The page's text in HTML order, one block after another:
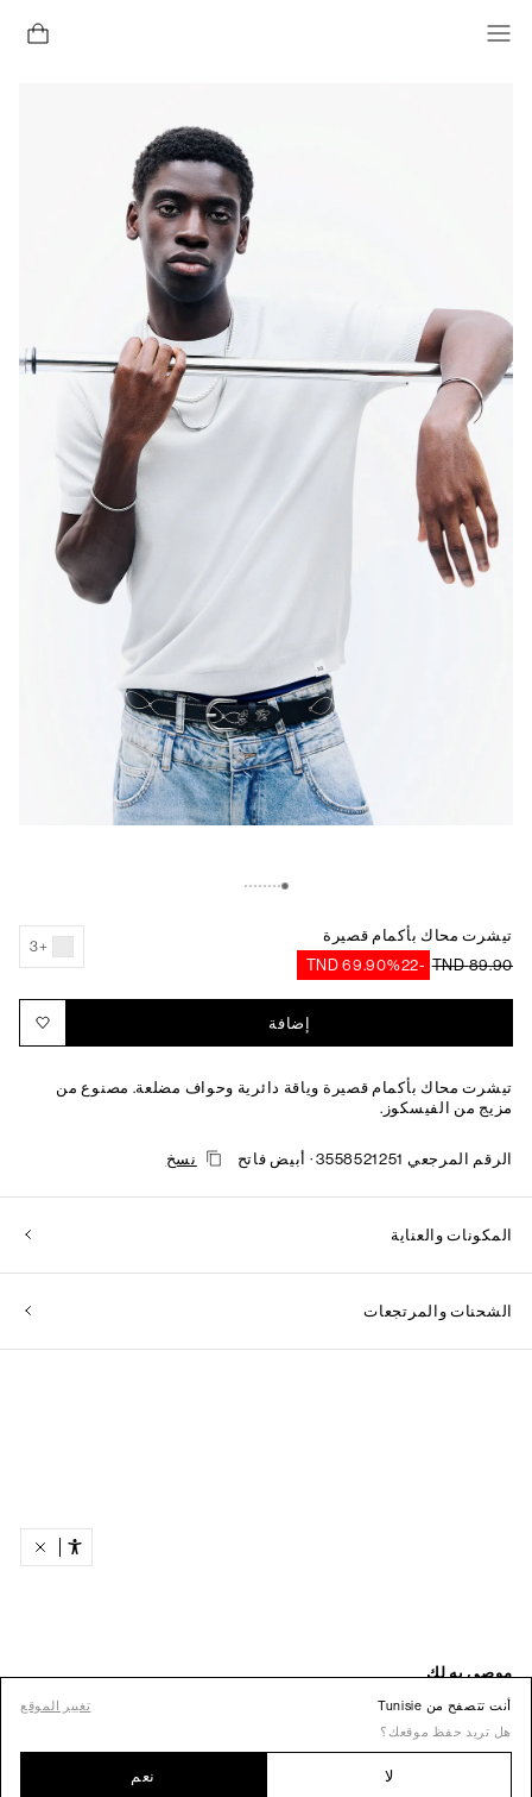
أنت تتصفح من Tunisie
تغيير الموقع
هل تريد حفظ موقعك؟
لا نعم